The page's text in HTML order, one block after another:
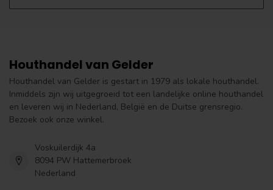
Houthandel van Gelder
Houthandel van Gelder is gestart in 1979 als lokale houthandel.
Inmiddels zijn wij uitgegroeid tot een landelijke online houthandel
en leveren wij in Nederland, België en de Duitse grensregio.
Bezoek ook onze winkel.
Voskuilerdijk 4a
8094 PW Hattemerbroek
Nederland